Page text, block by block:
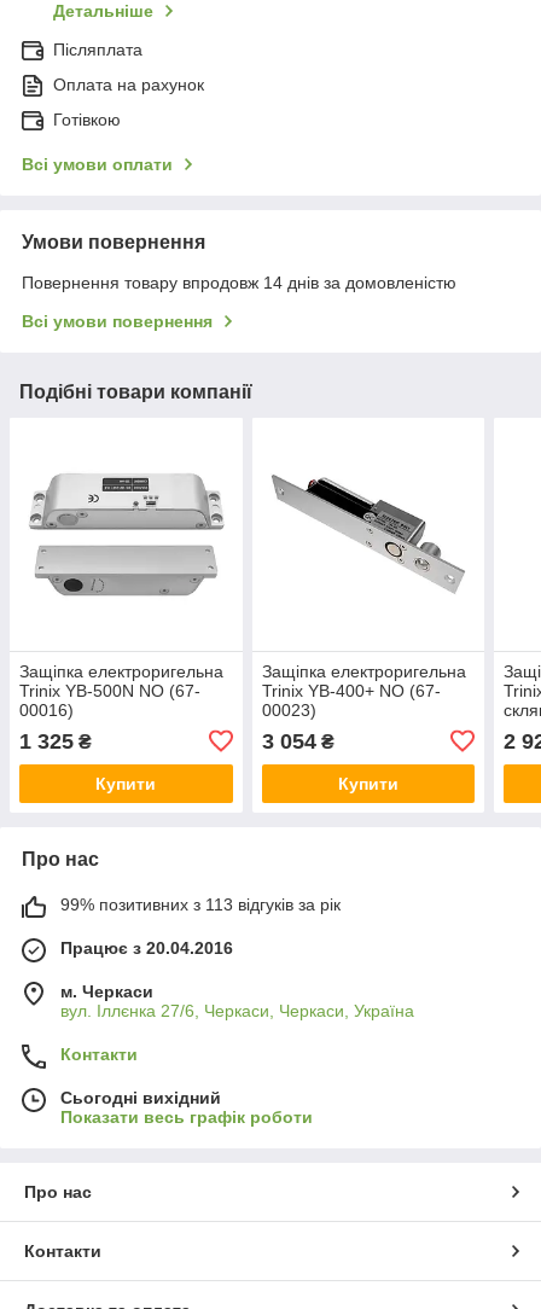
Детальніше
Післяплата
Оплата на рахунок
Готівкою
Всі умови оплати
Умови повернення
Повернення товару впродовж 14 днів за домовленістю
Всі умови повернення
Подібні товари компанії
Защіпка електроригельна
Trinix YB-500N NO (67-
00016)
1 325 ₴
Купити
Защіпка електроригельна
Trinix YB-400+ NO (67-
00023)
3 054₴
Купити
2
Про нас
99% позитивних з 113 відгуків за рік
Працює з 20.04.2016
м. Черкаси
вул. Іллєнка 27/6, Черкаси, Черкаси, Україна
Контакти
Сьогодні вихідний
Показати весь графік роботи
Про нас
Контакти